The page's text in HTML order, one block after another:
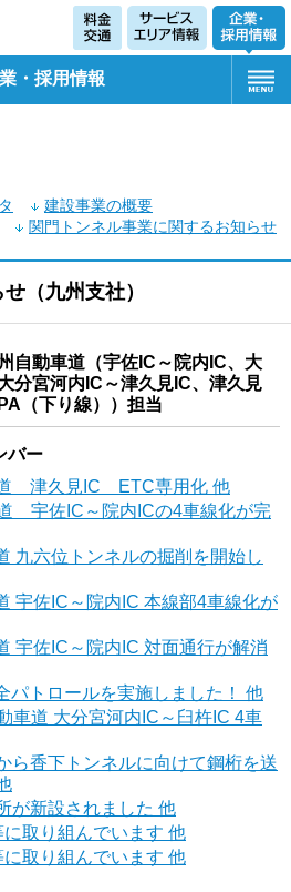
・採用情報
建設事業の概要
関門トンネル事業に関するお知らせ
（九州支社）
自動車道（宇佐IC～院内IC、大
分宮河内IC～津久見IC、津久見
（下り線））担当
バー
道 津久見IC ETC専用化 他
宇佐IC～院内ICの4車線化が完
九六位トンネルの掘削を開始し
宇佐IC～院内IC 本線部4車線化が
宇佐IC～院内IC 対面通行が解消
パトロールを実施しました！ 他
車道 大分宮河内IC～臼杵IC 4車
ら香下トンネルに向けて鋼桁を送
が新設されました 他
取り組んでいます 他
取り組んでいます 他